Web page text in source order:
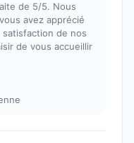
de 5/5. Nous
avez apprécié
de nos
de vous accueillir